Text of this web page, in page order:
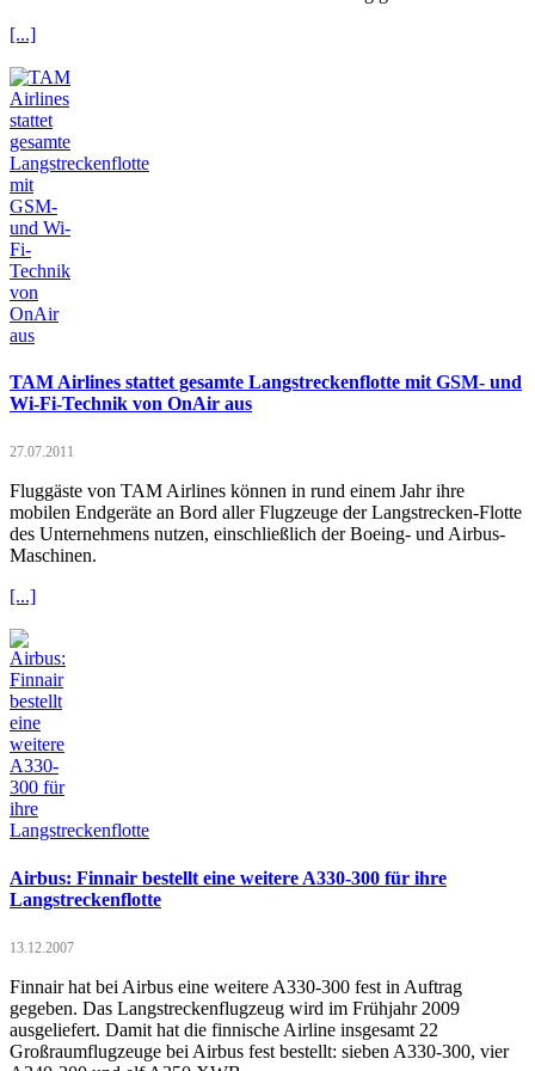
[...]
TAM Airlines stattet gesamte Langstreckenflotte mit GSM- und
Wi-Fi-Technik von OnAir aus
27.07.2011
Fluggäste von TAM Airlines können in rund einem Jahr ihre
mobilen Endgeräte an Bord aller Flugzeuge der Langstrecken-Flotte
des Unternehmens nutzen, einschließlich der Boeing- und Airbus-
Maschinen.
[...]
Airbus: Finnair bestellt eine weitere A330-300 für ihre
Langstreckenflotte
13.12.2007
Finnair hat bei Airbus eine weitere A330-300 fest in Auftrag
gegeben. Das Langstreckenflugzeug wird im Frühjahr 2009
ausgeliefert. Damit hat die finnische Airline insgesamt 22
Großraumflugzeuge bei Airbus fest bestellt: sieben A330-300, vier